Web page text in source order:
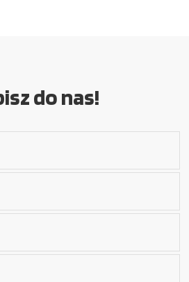
do nas!